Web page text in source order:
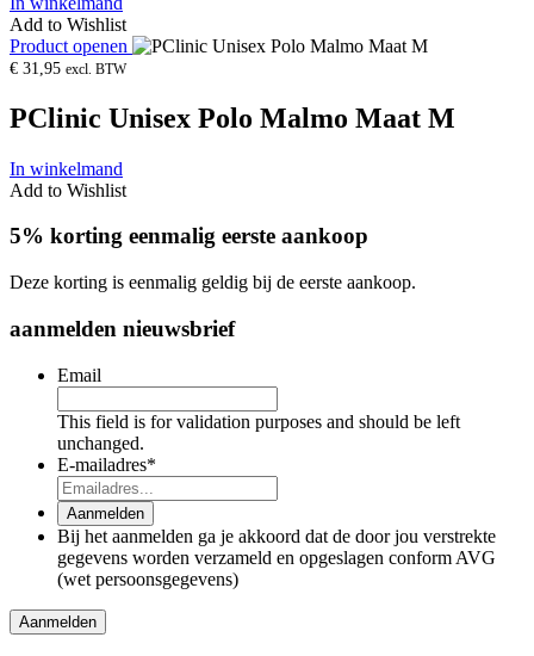
Add to Wishlist
Product openen
€ 31,95 excl. BTW
PClinic Unisex Polo Malmo Maat M
In winkelmand
Add to Wishlist
5% korting eenmalig eerste aankoop
Deze korting is eenmalig geldig bij de eerste aankoop.
aanmelden nieuwsbrief
Email
This field is for validation purposes and should be left
unchanged.
E-mailadres*
Aanmelden
Bij het aanmelden ga je akkoord dat de door jou verstrekte
gegevens worden verzameld en opgeslagen conform AVG
(wet persoonsgegevens)